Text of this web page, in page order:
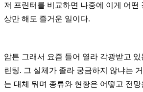
저 프린터를 비교하면 나중에 이게 어떤
상만 해도 즐거운 일이다.
암튼 그래서 요즘 들어 열라 각광받고 있
린팅. 그 실체가 졸라 궁금하지 않냐는
는 대체 뭐며 종류와 현황은 어떻고 전망